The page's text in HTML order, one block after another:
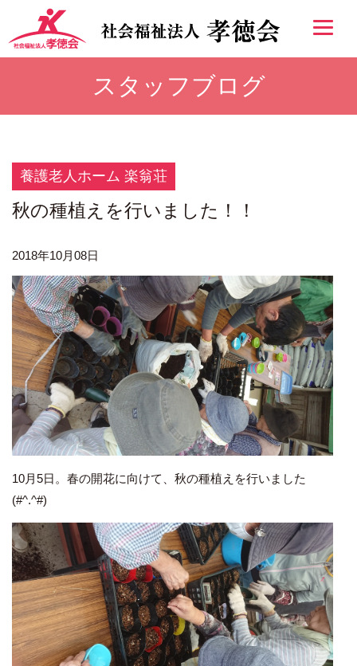
スタッフブログ
養護老人ホーム 楽翁荘
秋の種植えを行いました！！
2018年10月08日
10月5日。春の開花に向けて、秋の種植えを行いました
(#^.^#)